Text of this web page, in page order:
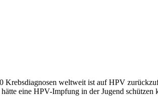
weltweit ist auf HPV
eine HPV-Impfung in der Jugend